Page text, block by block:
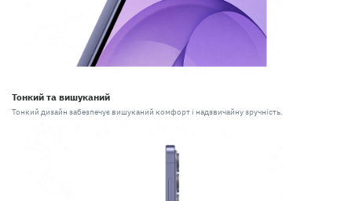
Тонкий та вишуканий
Тонкий дизайн забезпечує вишуканий комфорт і надзвичайну зручність.